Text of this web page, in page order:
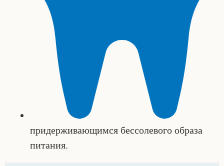
придерживающимся бессолевого образа
питания.